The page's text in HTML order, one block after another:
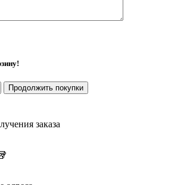
Продолжить покупки
заказа